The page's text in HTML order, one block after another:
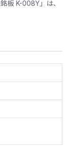
板 K-008Y」は、